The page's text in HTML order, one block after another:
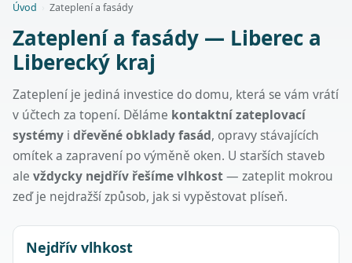
Úvod Zateplení a fasády
Zateplení a fasády — Liberec a
Liberecký kraj
Zateplení je jediná investice do domu, která se vám vrátí
v účtech za topení. Děláme kontaktní zateplovací
systémy i dřevěné obklady fasád, opravy stávajících
omítek a zapravení po výměně oken. U starších staveb
ale vždycky nejdřív řešíme vlhkost— zateplit mokrou
zeď je nejdražší způsob, jak si vypěstovat plíseň.
Nejdřív vlhkost